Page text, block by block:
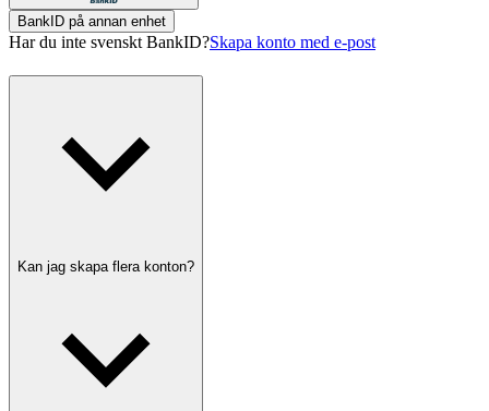
BankID på annan enhet
Har du inte svenskt BankID?Skapa konto med e-post
Kan jag skapa flera konton?